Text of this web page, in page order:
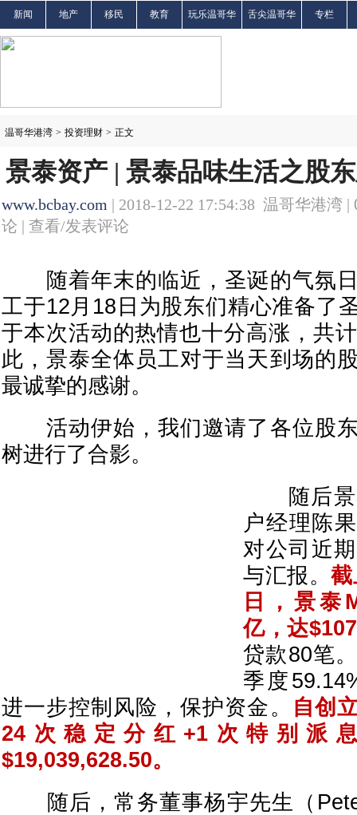
新闻 地产 移民 教育 玩乐温哥华 舌尖温哥华 专栏
温哥华港湾 > 投资理财 > 正文
景泰资产 | 景泰品味生活之股
www.bcbay.com | 2018-12-22 17:54:38 温哥华港湾 |
论 | 查看/发表评论
随着年末的临近，圣诞的气氛日
工于12月18日为股东们精心准备了
于本次活动的热情也十分高涨，共
此，景泰全体员工对于当天到场的
最诚挚的感谢。
活动伊始，我们邀请了各位股东
树进行了合影。
随后景
户经理陈
对公司近
与汇报。
日，景泰
亿，达
贷款80笔
季度
进一步控制风险，保护资金。
自创
24次稳定分红+1次特别派
$19,039,628.50。
随后，常务董事杨宇先生（